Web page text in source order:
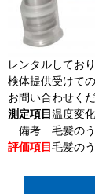
レンタルしており
検体提供受けて
お問い合わせくだ
測定項目温度変
備考
毛髪の
評価項目毛髪の